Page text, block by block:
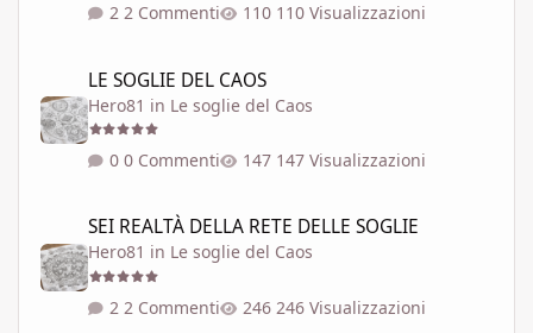
2 Commenti 110 Visualizzazioni
LE SOGLIE DEL CAOS
Hero81 in Le soglie del Caos
0 Commenti 147 Visualizzazioni
SEI REALTÀ DELLA RETE DELLE SOGLIE
Hero81 in Le soglie del Caos
2 Commenti 246 Visualizzazioni